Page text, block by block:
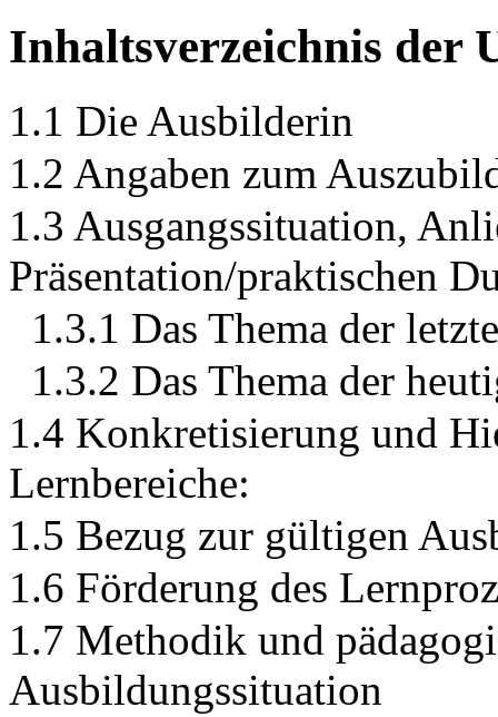
Inhaltsverzeichnis der
1.1 Die Ausbilderin
1.2 Angaben zum
1.3 Ausgangssituation,
Präsentation/praktischen
1.3.1 Das Thema der
1.3.2 Das Thema der
1.4 Konkretisierung und
Lernbereiche:
1.5 Bezug zur gültigen
1.6 Förderung des
1.7 Methodik und
Ausbildungssituation